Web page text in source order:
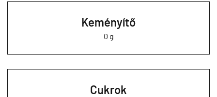
Keményítő
0 g
Cukrok